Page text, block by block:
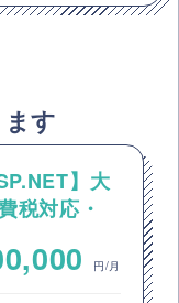
す
】大
税対応・
円/月